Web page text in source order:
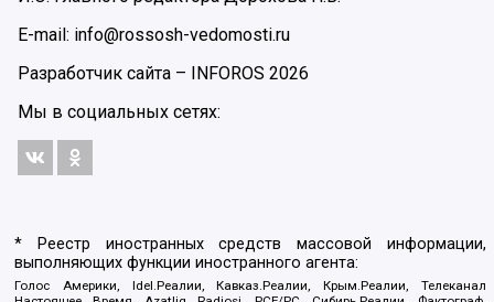
E-mail: info@rossosh-vedomosti.ru
Разработчик сайта – INFOROS 2026
Мы в социальных сетях:
* Реестр иностранных средств массовой информации,
выполняющих функции иностранного агента:
Голос Америки, Idel.Реалии, Кавказ.Реалии, Крым.Реалии, Телеканал